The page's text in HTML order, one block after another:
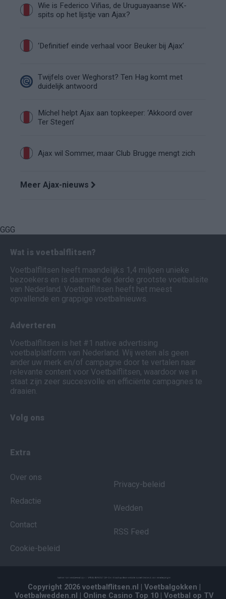
Wie is Federico Viñas, de Uruguayaanse WK-
spits op het lijstje van Ajax?
‘Definitief einde verhaal voor Beuker bij Ajax’
Twijfels over Weghorst? Ten Hag komt met
duidelijk antwoord
Míchel helpt Ajax aan topkeeper: ‘Akkoord over
Ter Stegen’
Ajax wil Sommer, maar Club Brugge mengt zich
Meer Ajax-nieuws
GGG
Wat is voetbalflitsen?
Voetbalflitsen heeft maandelijks 1,4 miljoen unieke
bezoekers en is daarmee de derde grootste voetbalsite
van Nederland. Voetbalflitsen heeft het meest
opvallende en grappige voetbalnieuws.
Adverteren
Voetbalflitsen is het #1 native advertising
voetbalplatform van Nederland. Wij weten als geen
ander uw merk en/of campagne door te vertalen naar
relevante content voor Voetbalflitsen, waardoor we in
staat zijn zeer succesvolle en efficiënte campagnes te
draaien.
Volg ons
Extra
Over ons
Redactie
Contact
Cookie-beleid
Privacy-beleid
Wedden
RSS Feed
Copyright 2026 voetbalflitsen.nl | Voetbalgokken
Voetbalwedden.nl
| Online Casino Top 10 | Voetbal op TV